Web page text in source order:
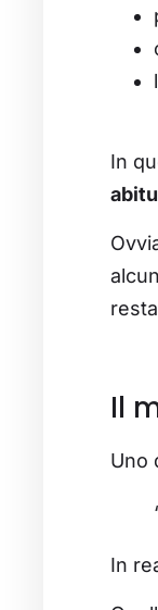
In
Il
Uno
In